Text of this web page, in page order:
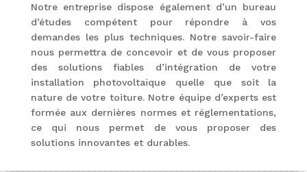
Notre entreprise dispose également d’un bureau
d’études compétent pour répondre à vos
demandes les plus techniques. Notre savoir-faire
nous permettra de concevoir et de vous proposer
des solutions fiables d’intégration de votre
installation photovoltaïque quelle que soit la
nature de votre toiture. Notre équipe d’experts est
formée aux dernières normes et réglementations,
ce qui nous permet de vous proposer des
solutions innovantes et durables.